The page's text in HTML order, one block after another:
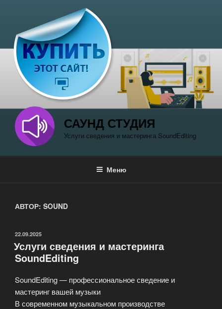
содержимому
САУНД СТУДИЯ
Услуги сведения и мастеринга SoundEditing
Меню
АВТОР: SOUND
ОПУБЛИКОВАНО
22.09.2025
Услуги сведения и мастеринга
SoundEditing
SoundEditing — профессиональное сведение и
мастеринг вашей музыки
В современном музыкальном производстве